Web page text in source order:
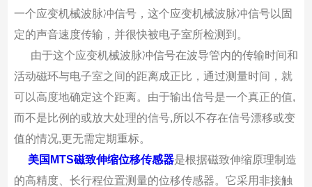
一个应变机械波脉冲信号，这个应变机械波脉冲信号以固
定的声音速度传输，并很快被电子室所检测到。
由于这个应变机械波脉冲信号在波导管内的传输时间和
活动磁环与电子室之间的距离成正比，通过测量时间，就
可以高度地确定这个距离。由于输出信号是一个真正的值,
而不是比例的或放大处理的信号,所以不存在信号漂移或变
值的情况,更无需定期重标。
美国MTS磁致伸缩位移传感器是根据磁致伸缩原理制造
的高精度、长行程位置测量的位移传感器。它采用非接触